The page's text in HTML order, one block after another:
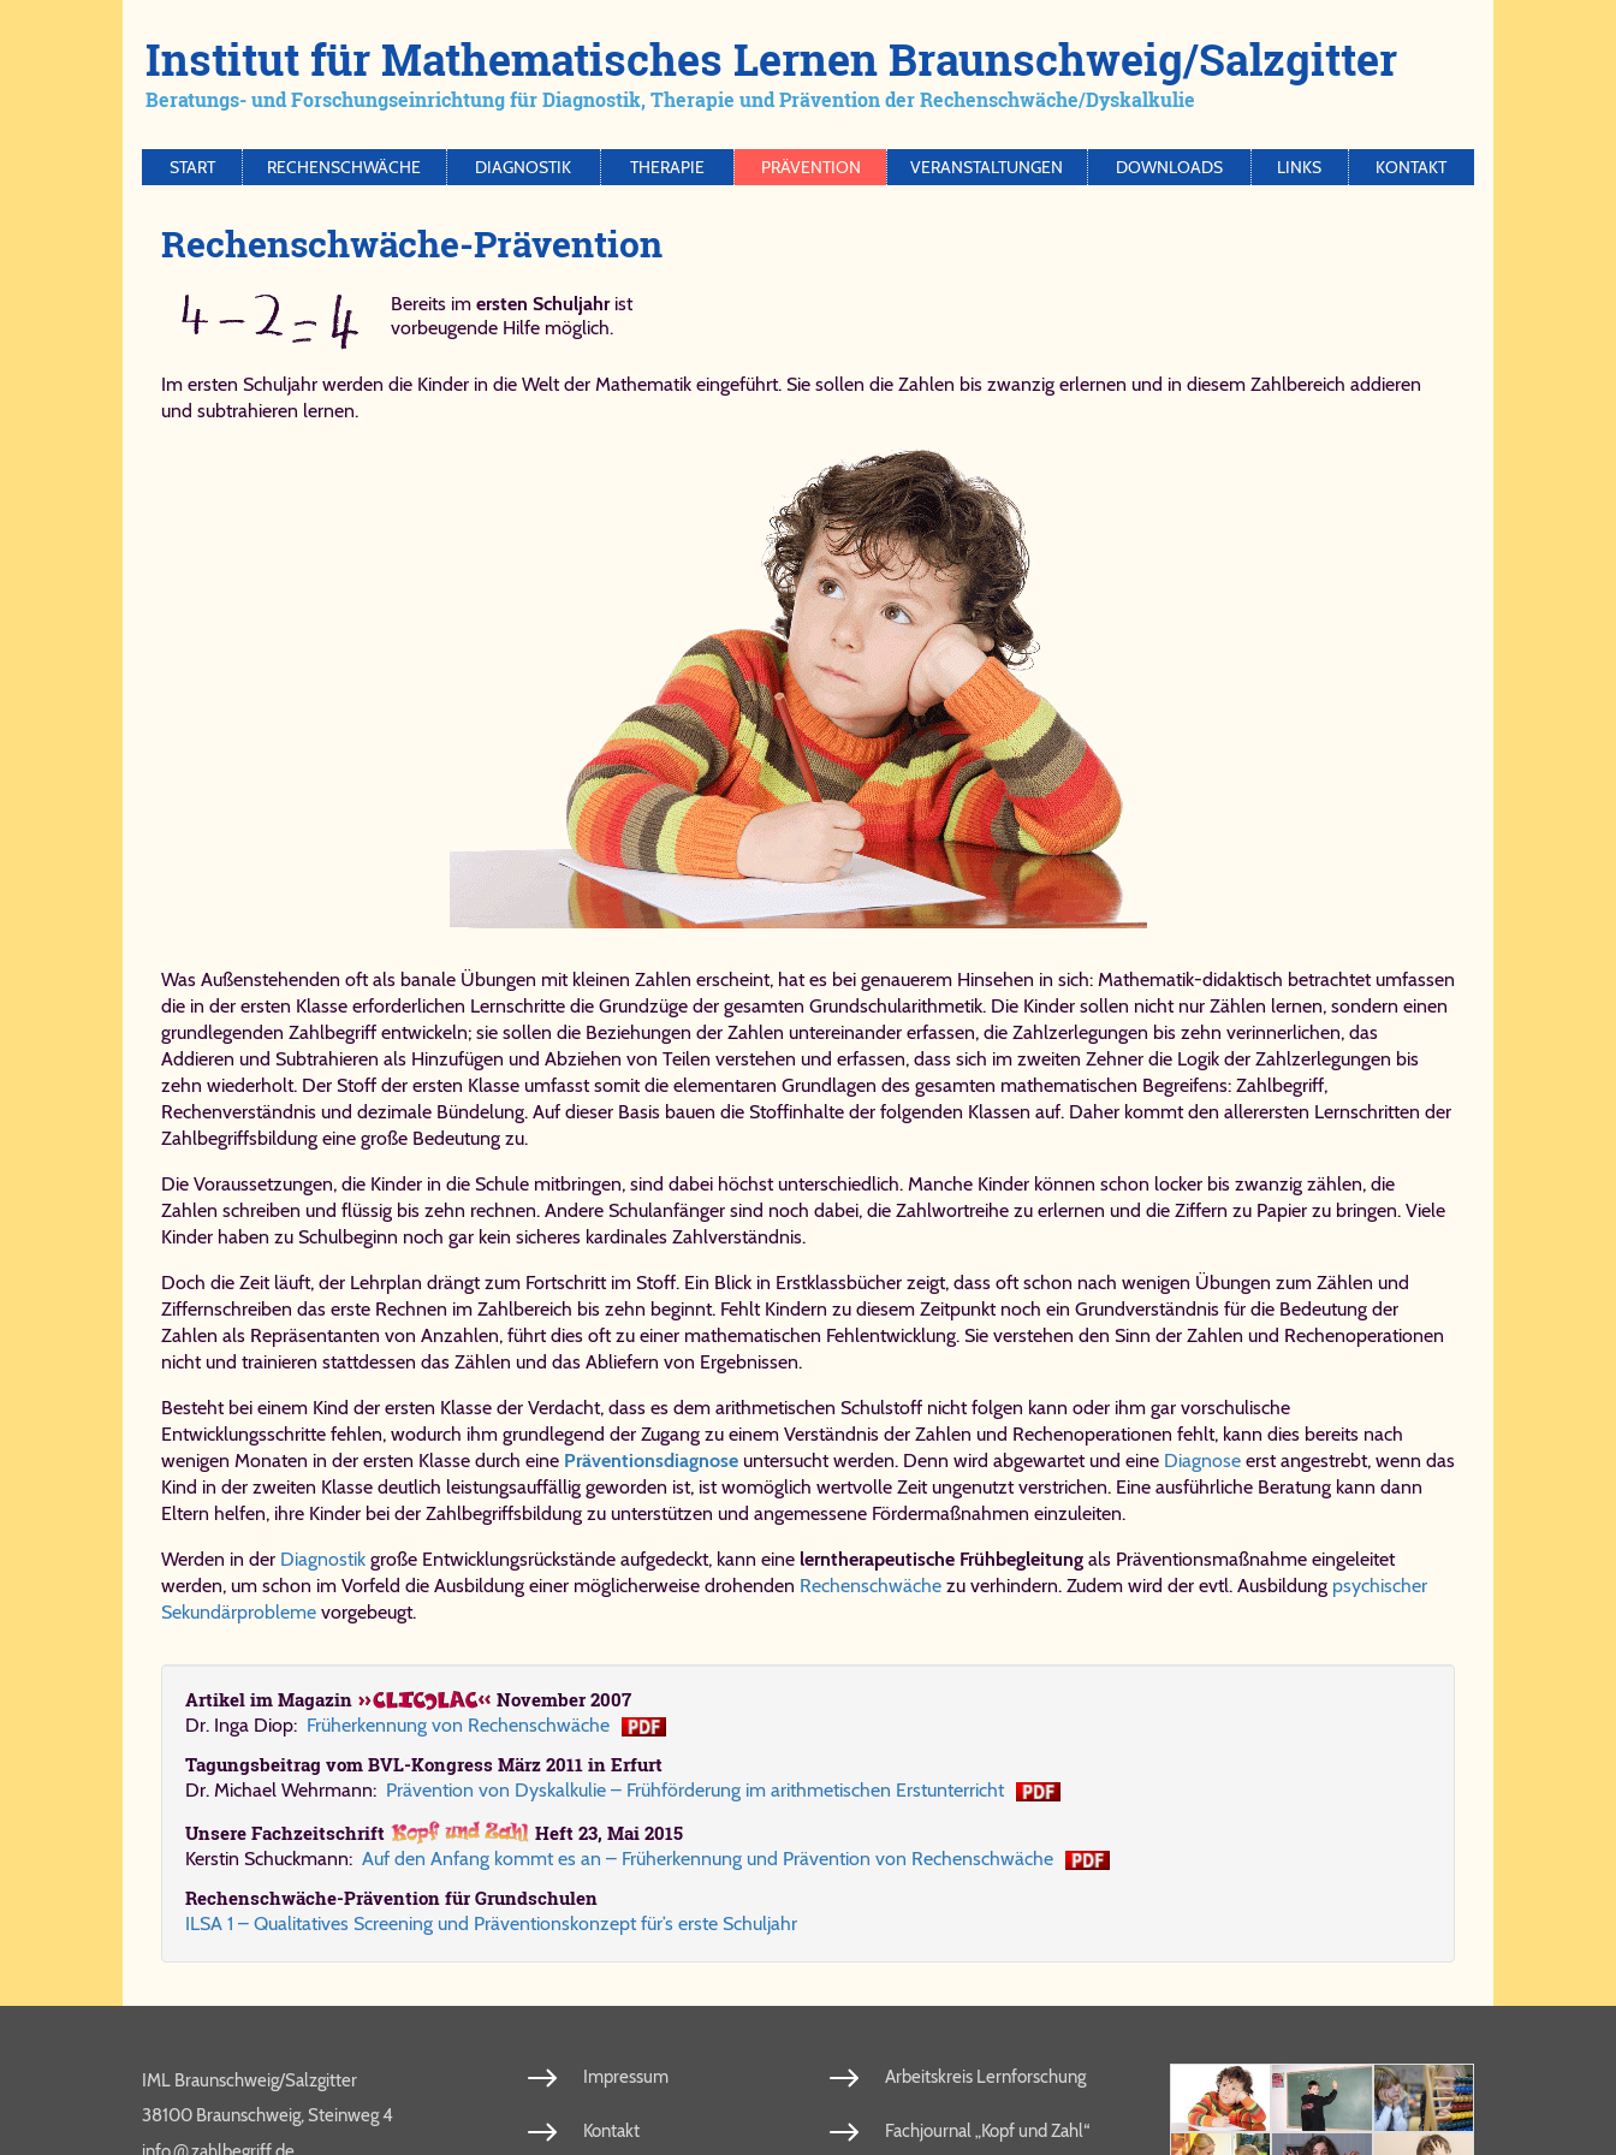
Ins­ti­tut für Ma­the­ma­ti­sches Ler­nen Braun­schweig/​Salz­git­ter
Be­ra­tungs- und For­schungs­ein­rich­tung für Dia­gno­stik, The­ra­pie und Prä­ven­ti­on der Re­chen­schwä­che/​Dys­kal­ku­lie
START RECHENSCHWÄCHE DIAGNOSTIK THERAPIE PRÄVENTION VERANSTALTUNGEN DOWNLOADS LINKS KONTAKT
Re­chen­schwä­che-​Prä­ven­ti­on
Bereits im ersten Schuljahrist
vorbeugende Hilfe möglich.
Im ersten Schuljahr werden die Kinder in die Welt der Mathematik eingeführt. Sie sollen die Zahlen bis zwanzig erlernen und in diesem Zahlbereich addieren
und subtrahieren lernen.
Was Außenstehenden oft als banale Übungen mit kleinen Zahlen erscheint, hat es bei genauerem Hinsehen in sich: Mathematik-didaktisch betrachtet umfassen
die in der ersten Klasse erforderlichen Lernschritte die Grundzüge der gesamten Grundschularithmetik. Die Kinder sollen nicht nur Zählen lernen, sondern einen
grundlegenden Zahlbegriff entwickeln; sie sollen die Beziehungen der Zahlen untereinander erfassen, die Zahlzerlegungen bis zehn verinnerlichen, das
Addieren und Subtrahieren als Hinzufügen und Abziehen von Teilen verstehen und erfassen, dass sich im zweiten Zehner die Logik der Zahlzerlegungen bis
zehn wiederholt. Der Stoff der ersten Klasse umfasst somit die elementaren Grundlagen des gesamten mathematischen Begreifens: Zahlbegriff,
Rechenverständnis und dezimale Bündelung. Auf dieser Basis bauen die Stoffinhalte der folgenden Klassen auf. Daher kommt den allerersten Lernschritten der
Zahlbegriffsbildung eine große Bedeutung zu.
Die Voraussetzungen, die Kinder in die Schule mitbringen, sind dabei höchst unterschiedlich. Manche Kinder können schon locker bis zwanzig zählen, die
Zahlen schreiben und flüssig bis zehn rechnen. Andere Schulanfänger sind noch dabei, die Zahlwortreihe zu erlernen und die Ziffern zu Papier zu bringen. Viele
Kinder haben zu Schulbeginn noch gar kein sicheres kardinales Zahlverständnis.
Doch die Zeit läuft, der Lehrplan drängt zum Fortschritt im Stoff. Ein Blick in Erstklassbücher zeigt, dass oft schon nach wenigen Übungen zum Zählen und
Ziffernschreiben das erste Rechnen im Zahlbereich bis zehn beginnt. Fehlt Kindern zu diesem Zeitpunkt noch ein Grundverständnis für die Bedeutung der
Zahlen als Repräsentanten von Anzahlen, führt dies oft zu einer mathematischen Fehlentwicklung. Sie verstehen den Sinn der Zahlen und Rechenoperationen
nicht und trainieren stattdessen das Zählen und das Abliefern von Ergebnissen.
Besteht bei einem Kind der ersten Klasse der Verdacht, dass es dem arithmetischen Schulstoff nicht folgen kann oder ihm gar vorschulische
Entwicklungsschritte fehlen, wodurch ihm grundlegend der Zugang zu einem Verständnis der Zahlen und Rechenoperationen fehlt, kann dies bereits nach
wenigen Monaten in der ersten Klasse durch eine Präventionsdiagnose untersucht werden. Denn wird abgewartet und eine Diagnose erst angestrebt, wenn das
Kind in der zweiten Klasse deutlich leistungsauffällig geworden ist, ist womöglich wertvolle Zeit ungenutzt verstrichen. Eine ausführliche Beratung kann dann
Eltern helfen, ihre Kinder bei der Zahlbegriffsbildung zu unterstützen und angemessene Fördermaßnahmen einzuleiten.
Werden in der Diagnostik große Entwicklungsrückstände aufgedeckt, kann eine lerntherapeutische Frühbegleitung als Prä­ven­ti­ons­maß­nah­me eingeleitet
werden, um schon im Vorfeld die Ausbildung einer möglicherweise drohenden Rechenschwäche zu verhindern. Zudem wird der evtl. Ausbildung psychischer
Sekundärprobleme vorgebeugt.
Ar­ti­kel im Ma­ga­zin November 2007
Dr. In­ga Di­op: Früh­er­ken­nung von Re­chen­schwä­che
Ta­gungs­bei­trag vom BVL-​Kon­gress März 2011 in Er­furt
Dr. Mi­cha­el Wehrmann: Prä­ven­ti­on von Dys­kal­ku­lie – Früh­för­de­rung im arith­me­ti­schen Erst­un­ter­richt
Unsere Fach­zeit­schrift Heft 23, Mai 2015
Ker­stin Schuck­mann: Auf den An­fang kommt es an – Früh­er­ken­nung und Prä­ven­ti­on von Re­chen­schwä­che
Re­chen­schwä­che-​Prä­ven­ti­on für Grund­schu­len
ILSA 1 – Qua­li­ta­ti­ves Scree­ning und Prä­ven­ti­ons­kon­zept für’s ers­te Schul­jahr
IML Braunschweig/Salzgitter
38100 Braunschweig, Steinweg 4
Impressum
Kontakt
Arbeitskreis Lernforschung
Fachjournal „Kopf und Zahl“